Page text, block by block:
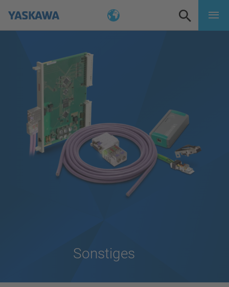
Sonstiges